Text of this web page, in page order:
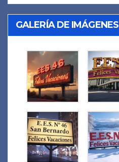
GALERÍA DE IMÁGENES